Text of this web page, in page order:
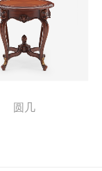
圆几